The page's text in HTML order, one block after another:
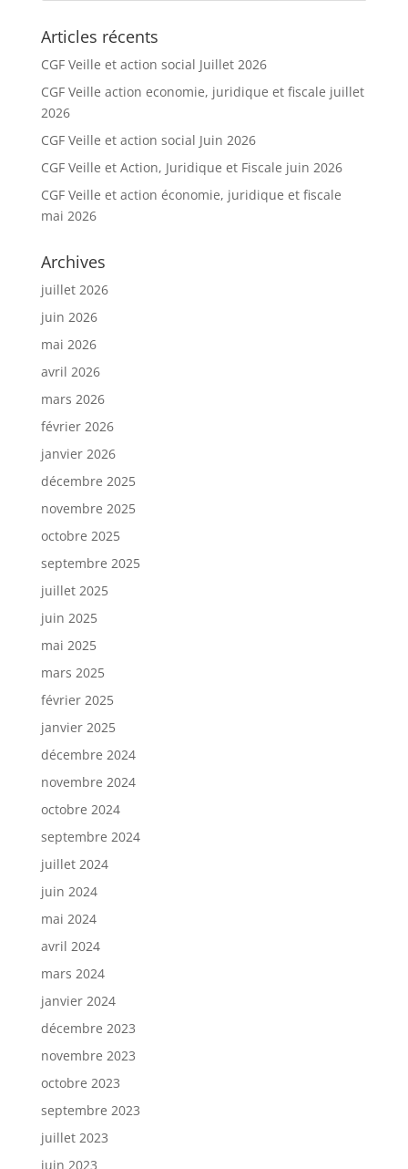
Articles récents
CGF Veille et action social Juillet 2026
CGF Veille action economie, juridique et fiscale juillet
2026
CGF Veille et action social Juin 2026
CGF Veille et Action, Juridique et Fiscale juin 2026
CGF Veille et action économie, juridique et fiscale
mai 2026
Archives
juillet 2026
juin 2026
mai 2026
avril 2026
mars 2026
février 2026
janvier 2026
décembre 2025
novembre 2025
octobre 2025
septembre 2025
juillet 2025
juin 2025
mai 2025
mars 2025
février 2025
janvier 2025
décembre 2024
novembre 2024
octobre 2024
septembre 2024
juillet 2024
juin 2024
mai 2024
avril 2024
mars 2024
janvier 2024
décembre 2023
novembre 2023
octobre 2023
septembre 2023
juillet 2023
juin 2023